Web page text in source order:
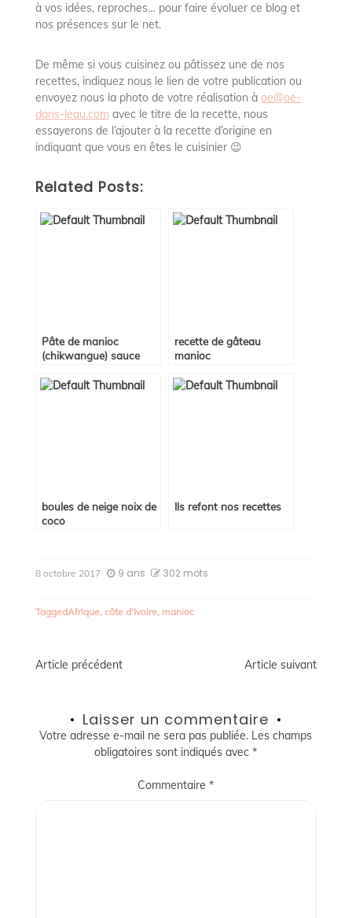
à vos idées, reproches… pour faire évoluer ce blog et
nos présences sur le net.
De même si vous cuisinez ou pâtissez une de nos
recettes, indiquez nous le lien de votre publication ou
envoyez nous la photo de votre réalisation à oe@oe-
dans-leau.com avec le titre de la recette, nous
essayerons de l’ajouter à la recette d’origine en
indiquant que vous en êtes le cuisinier 😉
Related Posts:
Pâte de manioc
(chikwangue) sauce
recette de gâteau
manioc
boules de neige noix de
coco
Ils refont nos recettes
8 octobre 2017 9 ans 302 mots
TaggedAfrique, côte d'Ivoire, manioc
Navigation
l’article
Article précédent Article suivant
Laisser un commentaire
Votre adresse e-mail ne sera pas publiée. Les champs
obligatoires sont indiqués avec*
Commentaire*